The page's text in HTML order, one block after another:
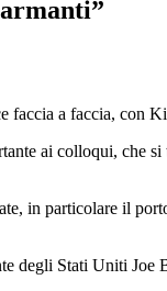
a faccia, con
ai colloqui, che
in particolare il
degli Stati Uniti